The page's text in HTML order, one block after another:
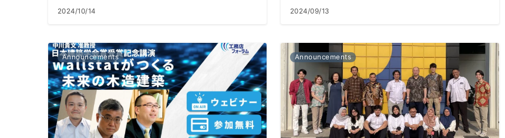
2024/10/14 2024/09/13
Announcements Announcements